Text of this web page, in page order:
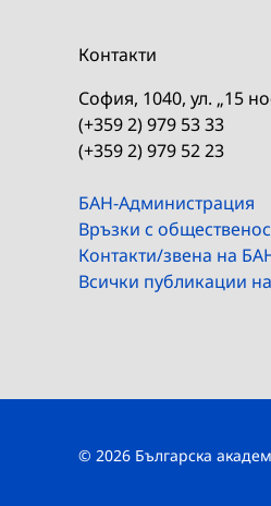
Контакти
София, 1040, ул. „15
(+359 2) 979 53 33
(+359 2) 979 52 23
БАН-Администрация
Връзки с
Контакти/звена на
Всички публикации
© 2026 Българска